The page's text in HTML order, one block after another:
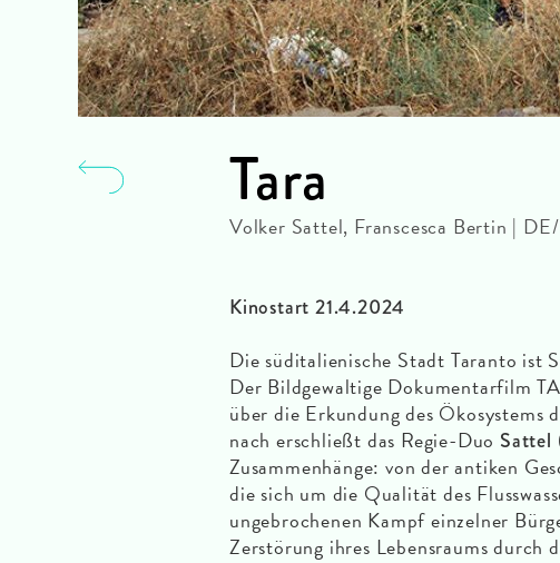
Tara
Volker Sattel, Franscesca Bertin |
Kinostart 21.4.2024
Die süditalienische Stadt Taranto ist
Der Bildgewaltige Dokumentarfilm
über die Erkundung des Ökosystems
nach erschließt das Regie-Duo Sattel
Zusammenhänge: von der antiken
die sich um die Qualität des
ungebrochenen Kampf einzelner
Zerstörung ihres Lebensraums durch